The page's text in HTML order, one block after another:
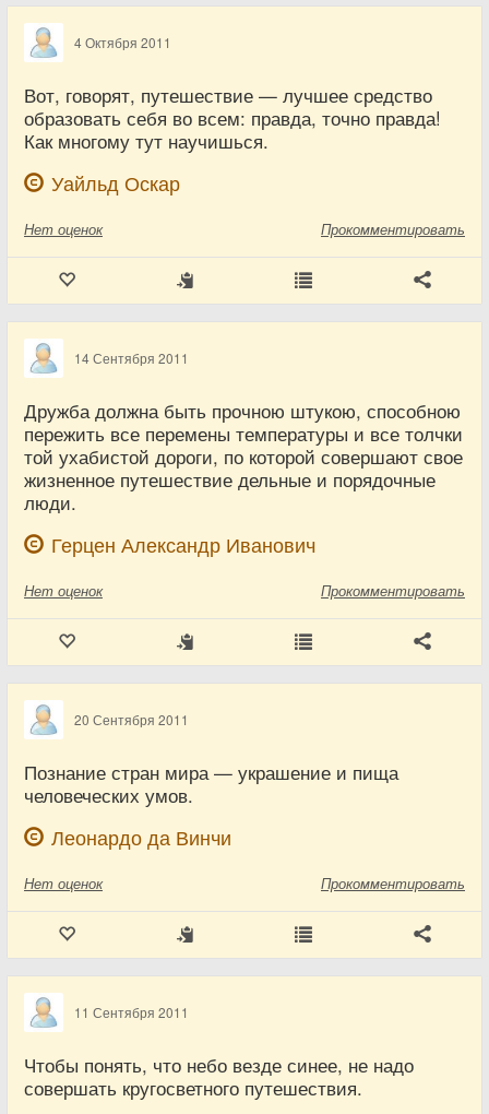
4 Октября 2011
Вот, говорят, путешествие — лучшее средство
образовать себя во всем: правда, точно правда!
Как многому тут научишься.
Уайльд Оскар
Нет оценок Прокомментировать
14 Сентября 2011
Дружба должна быть прочною штукою, способною
пережить все перемены температуры и все толчки
той ухабистой дороги, по которой совершают свое
жизненное путешествие дельные и порядочные
люди.
Герцен Александр Иванович
Нет оценок Прокомментировать
20 Сентября 2011
Познание стран мира — украшение и пища
человеческих умов.
Леонардо да Винчи
Нет оценок Прокомментировать
11 Сентября 2011
Чтобы понять, что небо везде синее, не надо
совершать кругосветного путешествия.